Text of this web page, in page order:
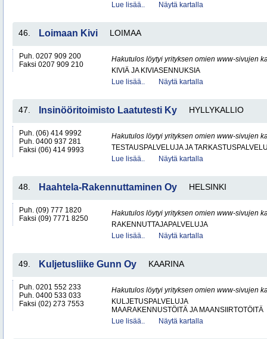
Lue lisää..
Näytä kartalla
46. Loimaan Kivi LOIMAA
Puh. 0207 909 200
Faksi 0207 909 210
Hakutulos löytyi yrityksen omien www-sivujen
KIVIÄ JA KIVIASENNUKSIA
Lue lisää..
Näytä kartalla
47. Insinööritoimisto Laatutesti Ky HYLLYKALLIO
Puh. (06) 414 9992
Puh. 0400 937 281
Faksi (06) 414 9993
Hakutulos löytyi yrityksen omien www-sivujen
TESTAUSPALVELUJA JA
Lue lisää..
Näytä kartalla
48. Haahtela-Rakennuttaminen Oy HELSINKI
Puh. (09) 777 1820
Faksi (09) 7771 8250
Hakutulos löytyi yrityksen omien www-sivujen
RAKENNUTTAJAPALVELUJA
Lue lisää..
Näytä kartalla
49. Kuljetusliike Gunn Oy KAARINA
Puh. 0201 552 233
Puh. 0400 533 033
Faksi (02) 273 7553
Hakutulos löytyi yrityksen omien www-sivujen
KULJETUSPALVELUJA
MAARAKENNUSTÖITÄ JA MAANSIIRTOTÖITÄ
Lue lisää..
Näytä kartalla